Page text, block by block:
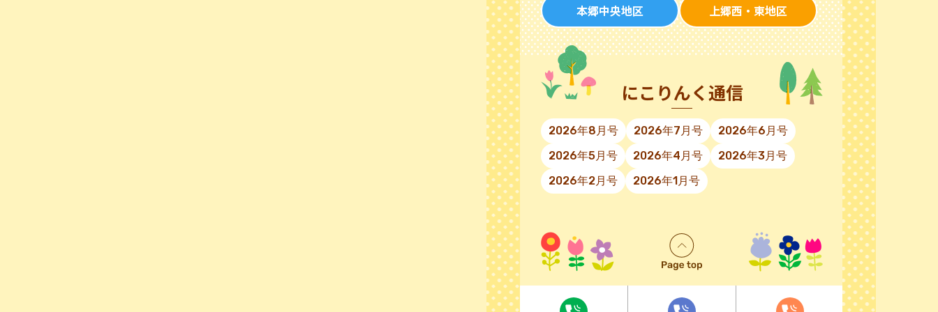
本郷中央地区 上郷西・東地区
にこりんく通信
2026年8月号 2026年7月号
2026年6月号
2026年5月号
2026年4月号
2026年3月号
2026年2月号
2026年1月号